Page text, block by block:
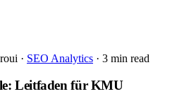
· SEO Analytics · 3 min read
Leitfaden für KMU